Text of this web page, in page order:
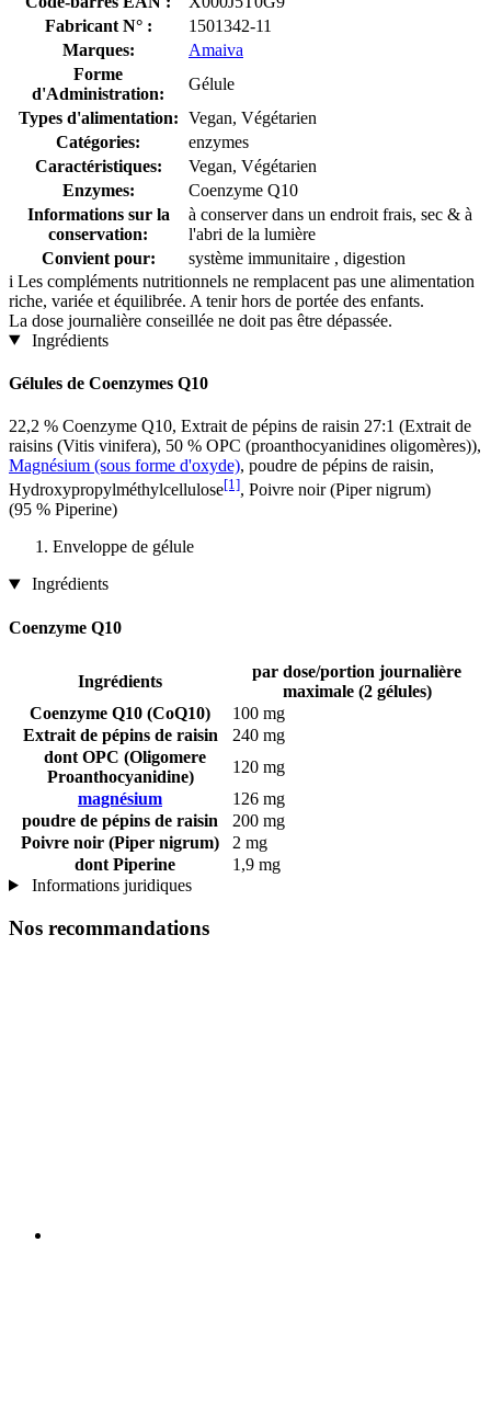
Fabricant N° :
1501342-11
Marques:
Amaiva
Forme
d'Administration:
Gélule
Types d'alimentation: Vegan, Végétarien
Catégories:
enzymes
Caractéristiques:
Vegan, Végétarien
Enzymes:
Coenzyme Q10
Informations sur la
conservation:
à conserver dans un endroit frais, sec & à
l'abri de la lumière
Convient pour:
système immunitaire , digestion
i Les compléments nutritionnels ne remplacent pas une alimentation
riche, variée et équilibrée. A tenir hors de portée des enfants.
La dose journalière conseillée ne doit pas être dépassée.
Ingrédients
Gélules de Coenzymes Q10
22,2 % Coenzyme Q10, Extrait de pépins de raisin 27:1 (Extrait de
raisins (Vitis vinifera), 50 % OPC (proanthocyanidines oligomères)),
Magnésium (sous forme d'oxyde), poudre de pépins de raisin,
Hydroxypropylméthylcellulose[1], Poivre noir (Piper nigrum)
(95 % Piperine)
Enveloppe de gélule
Ingrédients
Coenzyme Q10
Ingrédients
par dose/portion journalière
maximale (2 gélules)
Coenzyme Q10 (CoQ10)
100 mg
Extrait de pépins de raisin
240 mg
dont OPC (Oligomere
Proanthocyanidine)
120 mg
magnésium
126 mg
poudre de pépins de raisin
200 mg
Poivre noir (Piper nigrum)
2 mg
dont Piperine
1,9 mg
Informations juridiques
Nos recommandations